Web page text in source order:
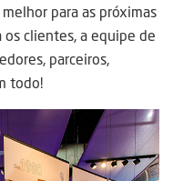
para as próximas
os clientes, a equipe de
parceiros,
todo!